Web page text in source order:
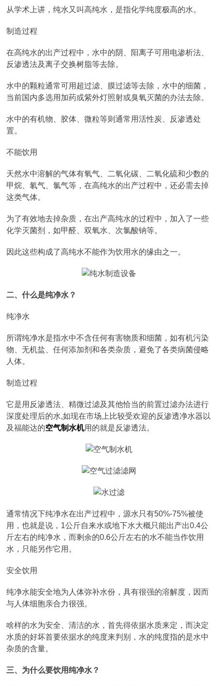
从学术上讲，纯水又叫高纯水，是指化学纯度极高的水。
制造过程
在高纯水的出产过程中，水中的阴、阳离子可用电渗析法、
反渗透法及离子交换树脂等去除。
水中的颗粒通常可用超过滤、膜过滤等去除，水中的细菌，
当前国内多选用加药或紫外灯照射或臭氧灭菌的办法去除。
水中的有机物、胶体、微粒等则通常用活性炭、反渗透处
置。
不能饮用
天然水中溶解的气体有氧气、二氧化碳、二氧化硫和少数的
甲烷、氡气、氯气等，在高纯水的出产过程中，还必需去掉
这类气体。
为了有效地去掉杂质，在出产高纯水的过程中，加入了一些
化学灭菌剂，如甲醛、双氧水、次氯酸钠等。
因此这些构成了高纯水不能作为饮用水的缘由之一。
二、什么是纯净水？
纯净水
所谓纯净水是指水中不含任何有害物质和细菌，如有机污染
物、无机盐、任何添加剂和各类杂质，避免了各类病菌侵略
人体。
制造过程
它是用反渗透法、精微过滤及其他恰当的前置过滤办法进行
深度处理后的水,如现在市场上比较受欢迎的反渗透净水器以
及福能达的空气制水机用的就是反渗透法。
通常情况下纯净水在出产过程中，源水只有50%-75%被使
用，也就是说，1公斤自来水或地下水大概只能出产出0.4公
斤左右的纯净水，而剩余的0.6公斤左右的水不能当作饮用
水，只能另作它用。
安全饮用
纯净水能安全地为人体弥补水份，具有很强的溶解度，因而
与人体细胞亲合力很强。
啥样的水为安全、清洁的水，首先得依据水质来定，而决定
水质的好坏首要依据水的纯度来判别，水的纯度指的是水中
杂质的含量。
三、为什么要饮用纯净水？